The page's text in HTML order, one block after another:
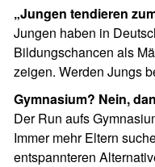
„Jungen tendieren
Jungen haben in
Bildungschancen als
zeigen. Werden Jungs
Gymnasium? Nein,
Der Run aufs
Immer mehr Eltern
entspannteren